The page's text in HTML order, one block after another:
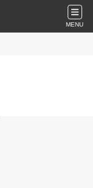
MENU